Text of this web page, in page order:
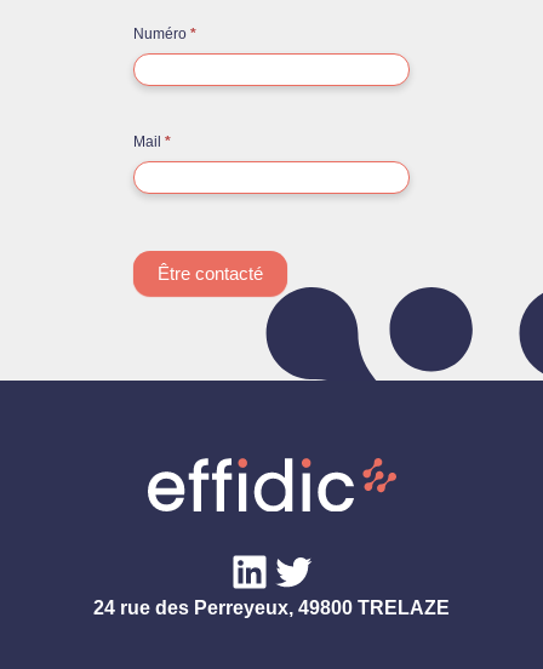
Numéro *
Mail *
Être contacté
LinkedIn Twitter
24 rue des Perreyeux, 49800 TRELAZE